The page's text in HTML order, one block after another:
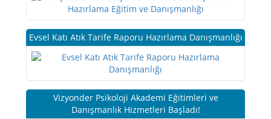
Evsel Katı Atık Tarife Raporu Hazırlama Danışmanlığı
Vizyonder Psikoloji Akademi Eğitimleri ve
Danışmanlık Hizmetleri Başladı!